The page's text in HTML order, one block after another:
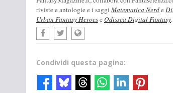
riviste e antologie e i saggi Matematica Nerde
Urban Fantasy HeroeseOdissea Digital Fantasy.
Condividi questa pagina: